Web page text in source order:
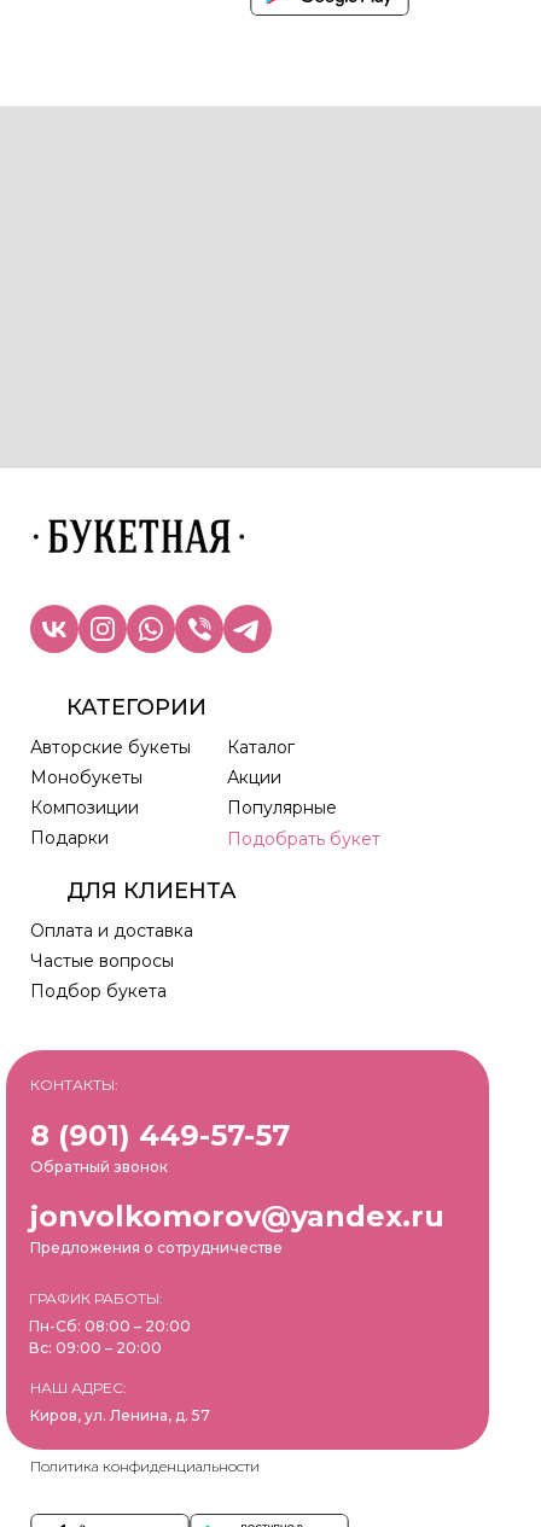
Политика конфиденциальности
Пн-Сб: 08:00 – 20:00
Вс: 09:00 – 20:00
ГРАФИК РАБОТЫ:
Киров, ул. Ленина, д. 57
НАШ АДРЕС:
КОНТАКТЫ:
Предложения о сотрудничестве
jonvolkomorov@yandex.ru
Обратный звонок
8 (901) 449-57-57
Оплата и доставка
Частые вопросы
Подбор букета
Подобрать букет
Каталог
Акции
Популярные
Авторские букеты
Монобукеты
Композиции
Подарки
ДЛЯ КЛИЕНТА
КАТЕГОРИИ